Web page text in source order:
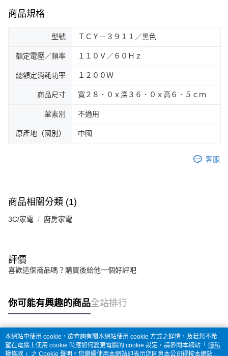
商品規格
型號 ＴＣＹ－３９１１／黑色
額定電壓／頻率 １１０Ｖ／６０Ｈｚ
總額定消耗功率 １２００Ｗ
商品尺寸 寬２８．０ｘ深３６．０ｘ高６．５ｃｍ
葷素別 不適用
原產地（國別） 中國
客服
商品相關分類 (1)
3C/家電 廚房家電
評價
喜歡這個商品嗎？購買後給他一個好評吧
你可能有興趣的商品全站排行
熱門標籤
本網站中使用 cookie，欲查詢有關本網站使用 cookie 方式之詳情，及若您不希
望在電腦上使用 cookie 時應如何變更電腦的 cookie 設定，請參閱本網站「 隱私
權條款 」之 Cookie 聲明。您繼續使用本網站即表示您同意本公司得按本網站使